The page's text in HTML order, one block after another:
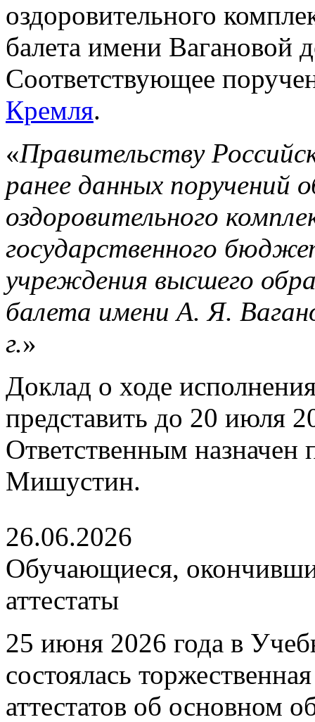
оздоровительного
балета имени Вагановой
Соответствующее
Кремля.
«Правительству
ранее данных поручений
оздоровительного
государственного
учреждения высшего
балета имени А. Я.
г.»
Доклад о ходе
представить до 20 июля
Ответственным
Мишустин.
26.06.2026
Обучающиеся,
аттестаты
25 июня 2026 года в
состоялась
аттестатов об основном